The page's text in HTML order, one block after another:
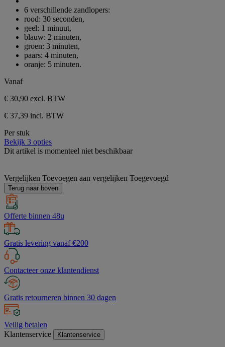
6 verschillende zandlopers:
rood: 30 seconden,
geel: 1 minuut,
blauw: 2 minuten,
groen: 3 minuten,
paars: 4 minuten,
oranje: 5 minuten.
Vanaf
€ 30,90 excl. BTW
€ 37,39 incl. BTW
Per stuk
Bekijk 3 opties
Dit artikel is momenteel niet beschikbaar
Vergelijken Toevoegen aan vergelijken Toegevoegd
Terug naar boven
Offerte binnen 48u
Gratis levering vanaf €200
Contacteer onze klantendienst
Gratis retourneren binnen 30 dagen
Veilig betalen
Klantenservice
Klantenservice